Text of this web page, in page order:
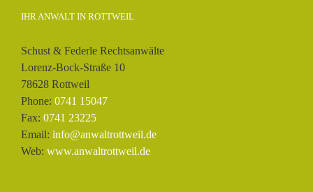
IHR ANWALT IN ROTTWEIL
Schust & Federle Rechtsanwälte
Lorenz-Bock-Straße 10
78628 Rottweil
Phone: 0741 15047
Fax: 0741 23225
Email: info@anwaltrottweil.de
Web: www.anwaltrottweil.de